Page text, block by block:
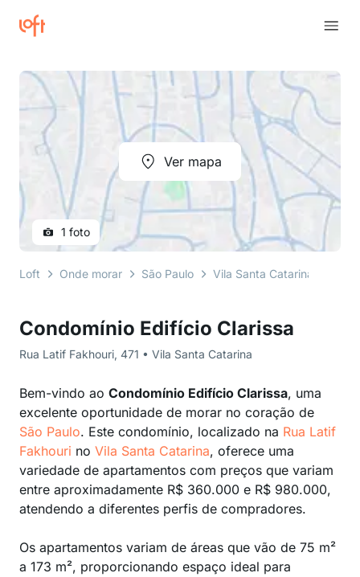
Condomínio Edifício Clarissa
Rua Latif Fakhouri, 471 • Vila Santa Catarina
Bem-vindo ao Condomínio Edifício Clarissa, uma
excelente oportunidade de morar no coração de
São Paulo. Este condomínio, localizado na Rua Latif
Fakhouri no Vila Santa Catarina, oferece uma
variedade de apartamentos com preços que variam
entre aproximadamente R$ 360.000 e R$ 980.000,
atendendo a diferentes perfis de compradores.
Os apartamentos variam de áreas que vão de 75 m²
a 173 m², proporcionando espaço ideal para
Ver mapa
1 foto
Loft Onde morar São Paulo Vila Santa Catarina